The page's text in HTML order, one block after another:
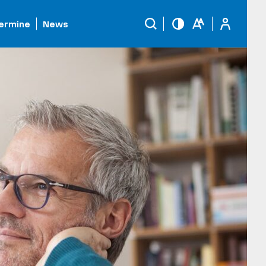
News